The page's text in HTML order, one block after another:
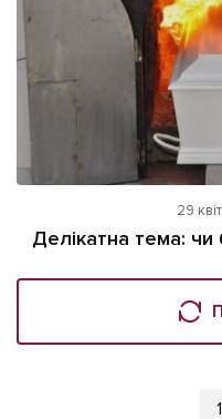
29
Делікатна тема: чи
1